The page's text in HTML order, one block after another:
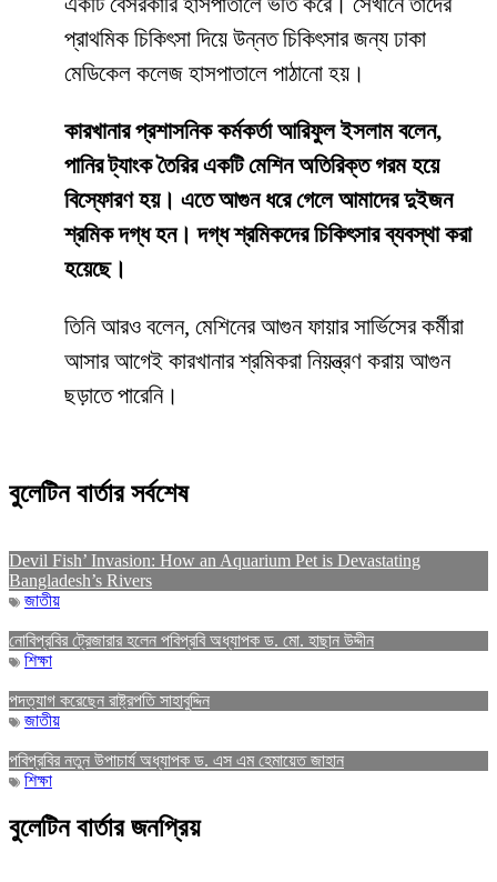
প্রাথমিক চিকিৎসা দিয়ে উন্নত চিকিৎসার জন্য ঢাকা
মেডিকেল কলেজ হাসপাতালে পাঠানো হয়।
কারখানার প্রশাসনিক কর্মকর্তা আরিফুল ইসলাম বলেন,
পানির ট্যাংক তৈরির একটি মেশিন অতিরিক্ত গরম হয়ে
বিস্ফোরণ হয়। এতে আগুন ধরে গেলে আমাদের দুইজন
শ্রমিক দগ্ধ হন। দগ্ধ শ্রমিকদের চিকিৎসার ব্যবস্থা করা
হয়েছে।
তিনি আরও বলেন, মেশিনের আগুন ফায়ার সার্ভিসের কর্মীরা
আসার আগেই কারখানার শ্রমিকরা নিয়ন্ত্রণ করায় আগুন
ছড়াতে পারেনি।
বুলেটিন বার্তার সর্বশেষ
Devil Fish’ Invasion: How an Aquarium Pet is Devastating
Bangladesh’s Rivers
জাতীয়
নোবিপ্রবির ট্রেজারার হলেন পবিপ্রবি অধ্যাপক ড. মো. হাছান উদ্দীন
শিক্ষা
পদত্যাগ করেছেন রাষ্ট্রপতি সাহাবুদ্দিন
জাতীয়
পবিপ্রবির নতুন উপাচার্য অধ্যাপক ড. এস এম হেমায়েত জাহান
শিক্ষা
বুলেটিন বার্তার জনপ্রিয়